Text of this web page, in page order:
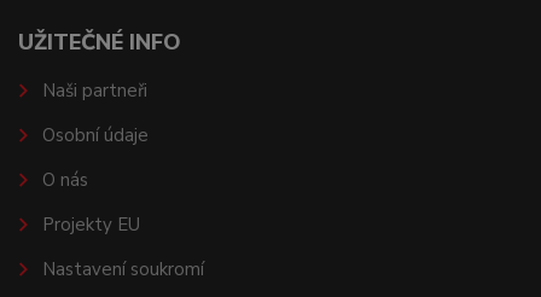
UŽITEČNÉ INFO
Naši partneři
Osobní údaje
O nás
Projekty EU
Nastavení soukromí